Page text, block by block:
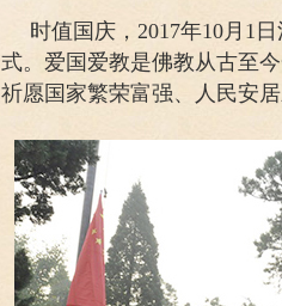
时值国庆，2017年10月1
式。爱国爱教是佛教从古至
祈愿国家繁荣富强、人民安居